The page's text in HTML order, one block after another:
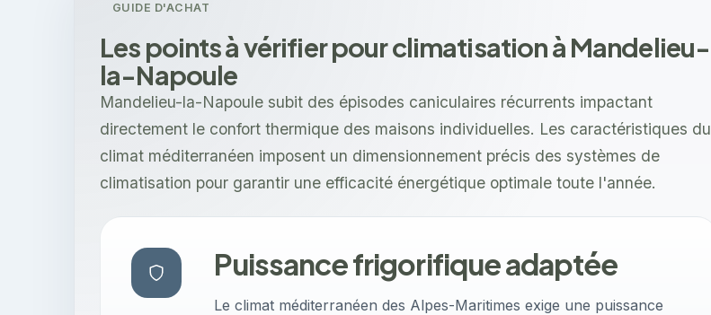
GUIDE D'ACHAT
Les points à vérifier pour climatisation à Mandelieu-
la-Napoule
Mandelieu-la-Napoule subit des épisodes caniculaires récurrents impactant
directement le confort thermique des maisons individuelles. Les caractéristiques du
climat méditerranéen imposent un dimensionnement précis des systèmes de
climatisation pour garantir une efficacité énergétique optimale toute l'année.
Puissance frigorifique adaptée
Le climat méditerranéen des Alpes-Maritimes exige une puissance